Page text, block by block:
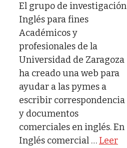
El grupo de investigación
Inglés para fines
Académicos y
profesionales de la
Universidad de Zaragoza
ha creado una web para
ayudar a las pymes a
escribir correspondencia
y documentos
comerciales en inglés. En
Inglés comercial … Leer